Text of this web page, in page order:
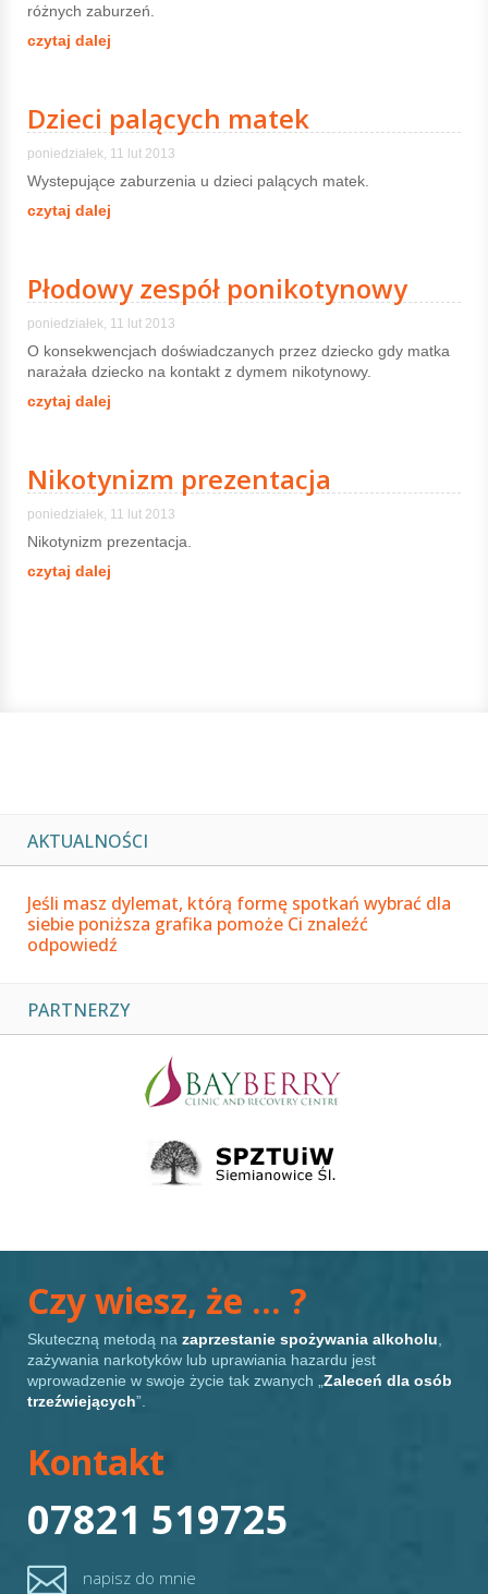
AKTUALNOŚCI
Jeśli masz dylemat, którą formę spotkań wybrać dla
siebie poniższa grafika pomoże Ci znaleźć
odpowiedź
PARTNERZY
różnych zaburzeń.
czytaj dalej
Dzieci palących matek
poniedziałek, 11 lut 2013
Wystepujące zaburzenia u dzieci palących matek.
czytaj dalej
Płodowy zespół ponikotynowy
poniedziałek, 11 lut 2013
O konsekwencjach doświadczanych przez dziecko gdy matka
narażała dziecko na kontakt z dymem nikotynowy.
czytaj dalej
Nikotynizm prezentacja
poniedziałek, 11 lut 2013
Nikotynizm prezentacja.
czytaj dalej
Czy wiesz, że … ?
Skuteczną metodą na zaprzestanie spożywania alkoholu
zażywania narkotyków lub uprawiania hazardu jest
wprowadzenie w swoje życie tak zwanych „ Zaleceń dla osób
trzeźwiejących”.
Kontakt
07821 519725
 napisz do mnie